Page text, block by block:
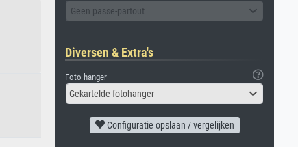
Geen passe-partout
Diversen & Extra's
Foto hanger
Gekartelde fotohanger
Configuratie opslaan / vergelijken